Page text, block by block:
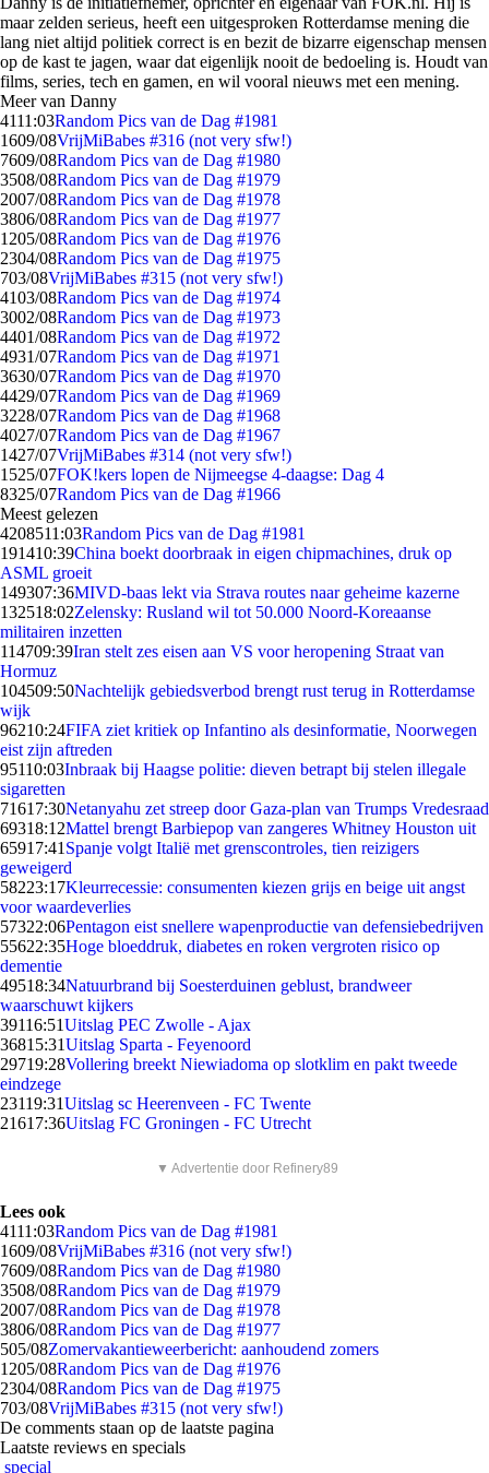
maar zelden serieus, heeft een uitgesproken Rotterdamse mening die
lang niet altijd politiek correct is en bezit de bizarre eigenschap mensen
op de kast te jagen, waar dat eigenlijk nooit de bedoeling is. Houdt van
films, series, tech en gamen, en wil vooral nieuws met een mening.
Meer van Danny
4111:03Random Pics van de Dag #1981
1609/08VrijMiBabes #316 (not very sfw!)
7609/08Random Pics van de Dag #1980
3508/08Random Pics van de Dag #1979
2007/08Random Pics van de Dag #1978
3806/08Random Pics van de Dag #1977
1205/08Random Pics van de Dag #1976
2304/08Random Pics van de Dag #1975
703/08VrijMiBabes #315 (not very sfw!)
4103/08Random Pics van de Dag #1974
3002/08Random Pics van de Dag #1973
4401/08Random Pics van de Dag #1972
4931/07Random Pics van de Dag #1971
3630/07Random Pics van de Dag #1970
4429/07Random Pics van de Dag #1969
3228/07Random Pics van de Dag #1968
4027/07Random Pics van de Dag #1967
1427/07VrijMiBabes #314 (not very sfw!)
1525/07FOK!kers lopen de Nijmeegse 4-daagse: Dag 4
8325/07Random Pics van de Dag #1966
Meest gelezen
4208511:03Random Pics van de Dag #1981
191410:39China boekt doorbraak in eigen chipmachines, druk op
ASML groeit
149307:36MIVD-baas lekt via Strava routes naar geheime kazerne
132518:02Zelensky: Rusland wil tot 50.000 Noord-Koreaanse
militairen inzetten
114709:39Iran stelt zes eisen aan VS voor heropening Straat van
Hormuz
104509:50Nachtelijk gebiedsverbod brengt rust terug in Rotterdamse
wijk
96210:24FIFA ziet kritiek op Infantino als desinformatie, Noorwegen
eist zijn aftreden
95110:03Inbraak bij Haagse politie: dieven betrapt bij stelen illegale
sigaretten
71617:30Netanyahu zet streep door Gaza-plan van Trumps Vredesraad
69318:12Mattel brengt Barbiepop van zangeres Whitney Houston uit
65917:41 Spanje volgt Italië met grenscontroles, tien reizigers
geweigerd
58223:17Kleurrecessie: consumenten kiezen grijs en beige uit angst
voor waardeverlies
57322:06Pentagon eist snellere wapenproductie van defensiebedrijven
55622:35Hoge bloeddruk, diabetes en roken vergroten risico op
dementie
49518:34Natuurbrand bij Soesterduinen geblust, brandweer
waarschuwt kijkers
39116:51Uitslag PEC Zwolle - Ajax
36815:31Uitslag Sparta - Feyenoord
29719:28Vollering breekt Niewiadoma op slotklim en pakt tweede
eindzege
23119:31Uitslag sc Heerenveen - FC Twente
21617:36Uitslag FC Groningen - FC Utrecht
▼ Advertentie door Refinery89
Lees ook
4111:03Random Pics van de Dag #1981
1609/08VrijMiBabes #316 (not very sfw!)
7609/08Random Pics van de Dag #1980
3508/08Random Pics van de Dag #1979
2007/08Random Pics van de Dag #1978
3806/08Random Pics van de Dag #1977
505/08Zomervakantieweerbericht: aanhoudend zomers
1205/08Random Pics van de Dag #1976
2304/08Random Pics van de Dag #1975
703/08VrijMiBabes #315 (not very sfw!)
De comments staan op de laatste pagina
Laatste reviews en specials
special